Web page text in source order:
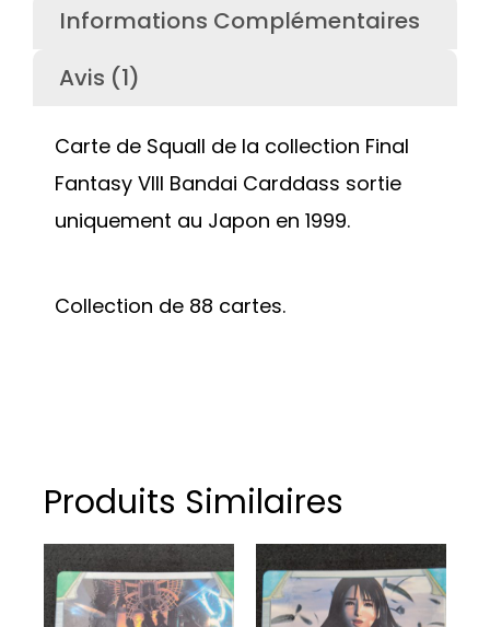
Informations Complémentaires
Avis (1)
Carte de Squall de la collection Final
Fantasy VIII Bandai Carddass sortie
uniquement au Japon en 1999.
Collection de 88 cartes.
Produits Similaires